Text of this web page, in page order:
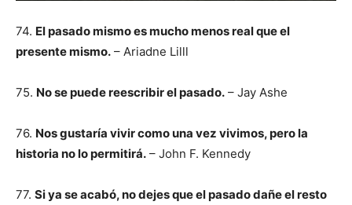
74. El pasado mismo es mucho menos real que el
presente mismo. – Ariadne Lilll
75. No se puede reescribir el pasado. – Jay Ashe
76. Nos gustaría vivir como una vez vivimos, pero la
historia no lo permitirá. – John F. Kennedy
77. Si ya se acabó, no dejes que el pasado dañe el resto